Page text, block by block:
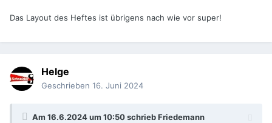
Das Layout des Heftes ist übrigens nach wie vor super!
Helge
Geschrieben 16. Juni 2024
Am 16.6.2024 um 10:50 schriebFriedemann